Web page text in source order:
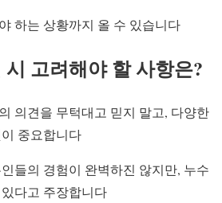
하는 상황까지 올 수 있습니다
고려해야 할 사항은?
의견을 무턱대고 믿지 말고, 다양한
중요합니다
들의 경험이 완벽하진 않지만, 누수
다고 주장합니다